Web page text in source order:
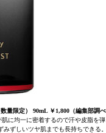
量限定） 90mL ￥1,800（編集部調べ
に均一に密着するので汗や皮脂を
ずしいツヤ肌までも長持ちできる。